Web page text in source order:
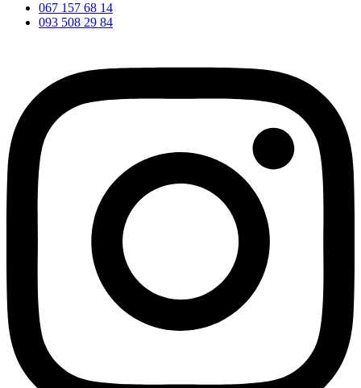
067 157 68 14
093 508 29 84